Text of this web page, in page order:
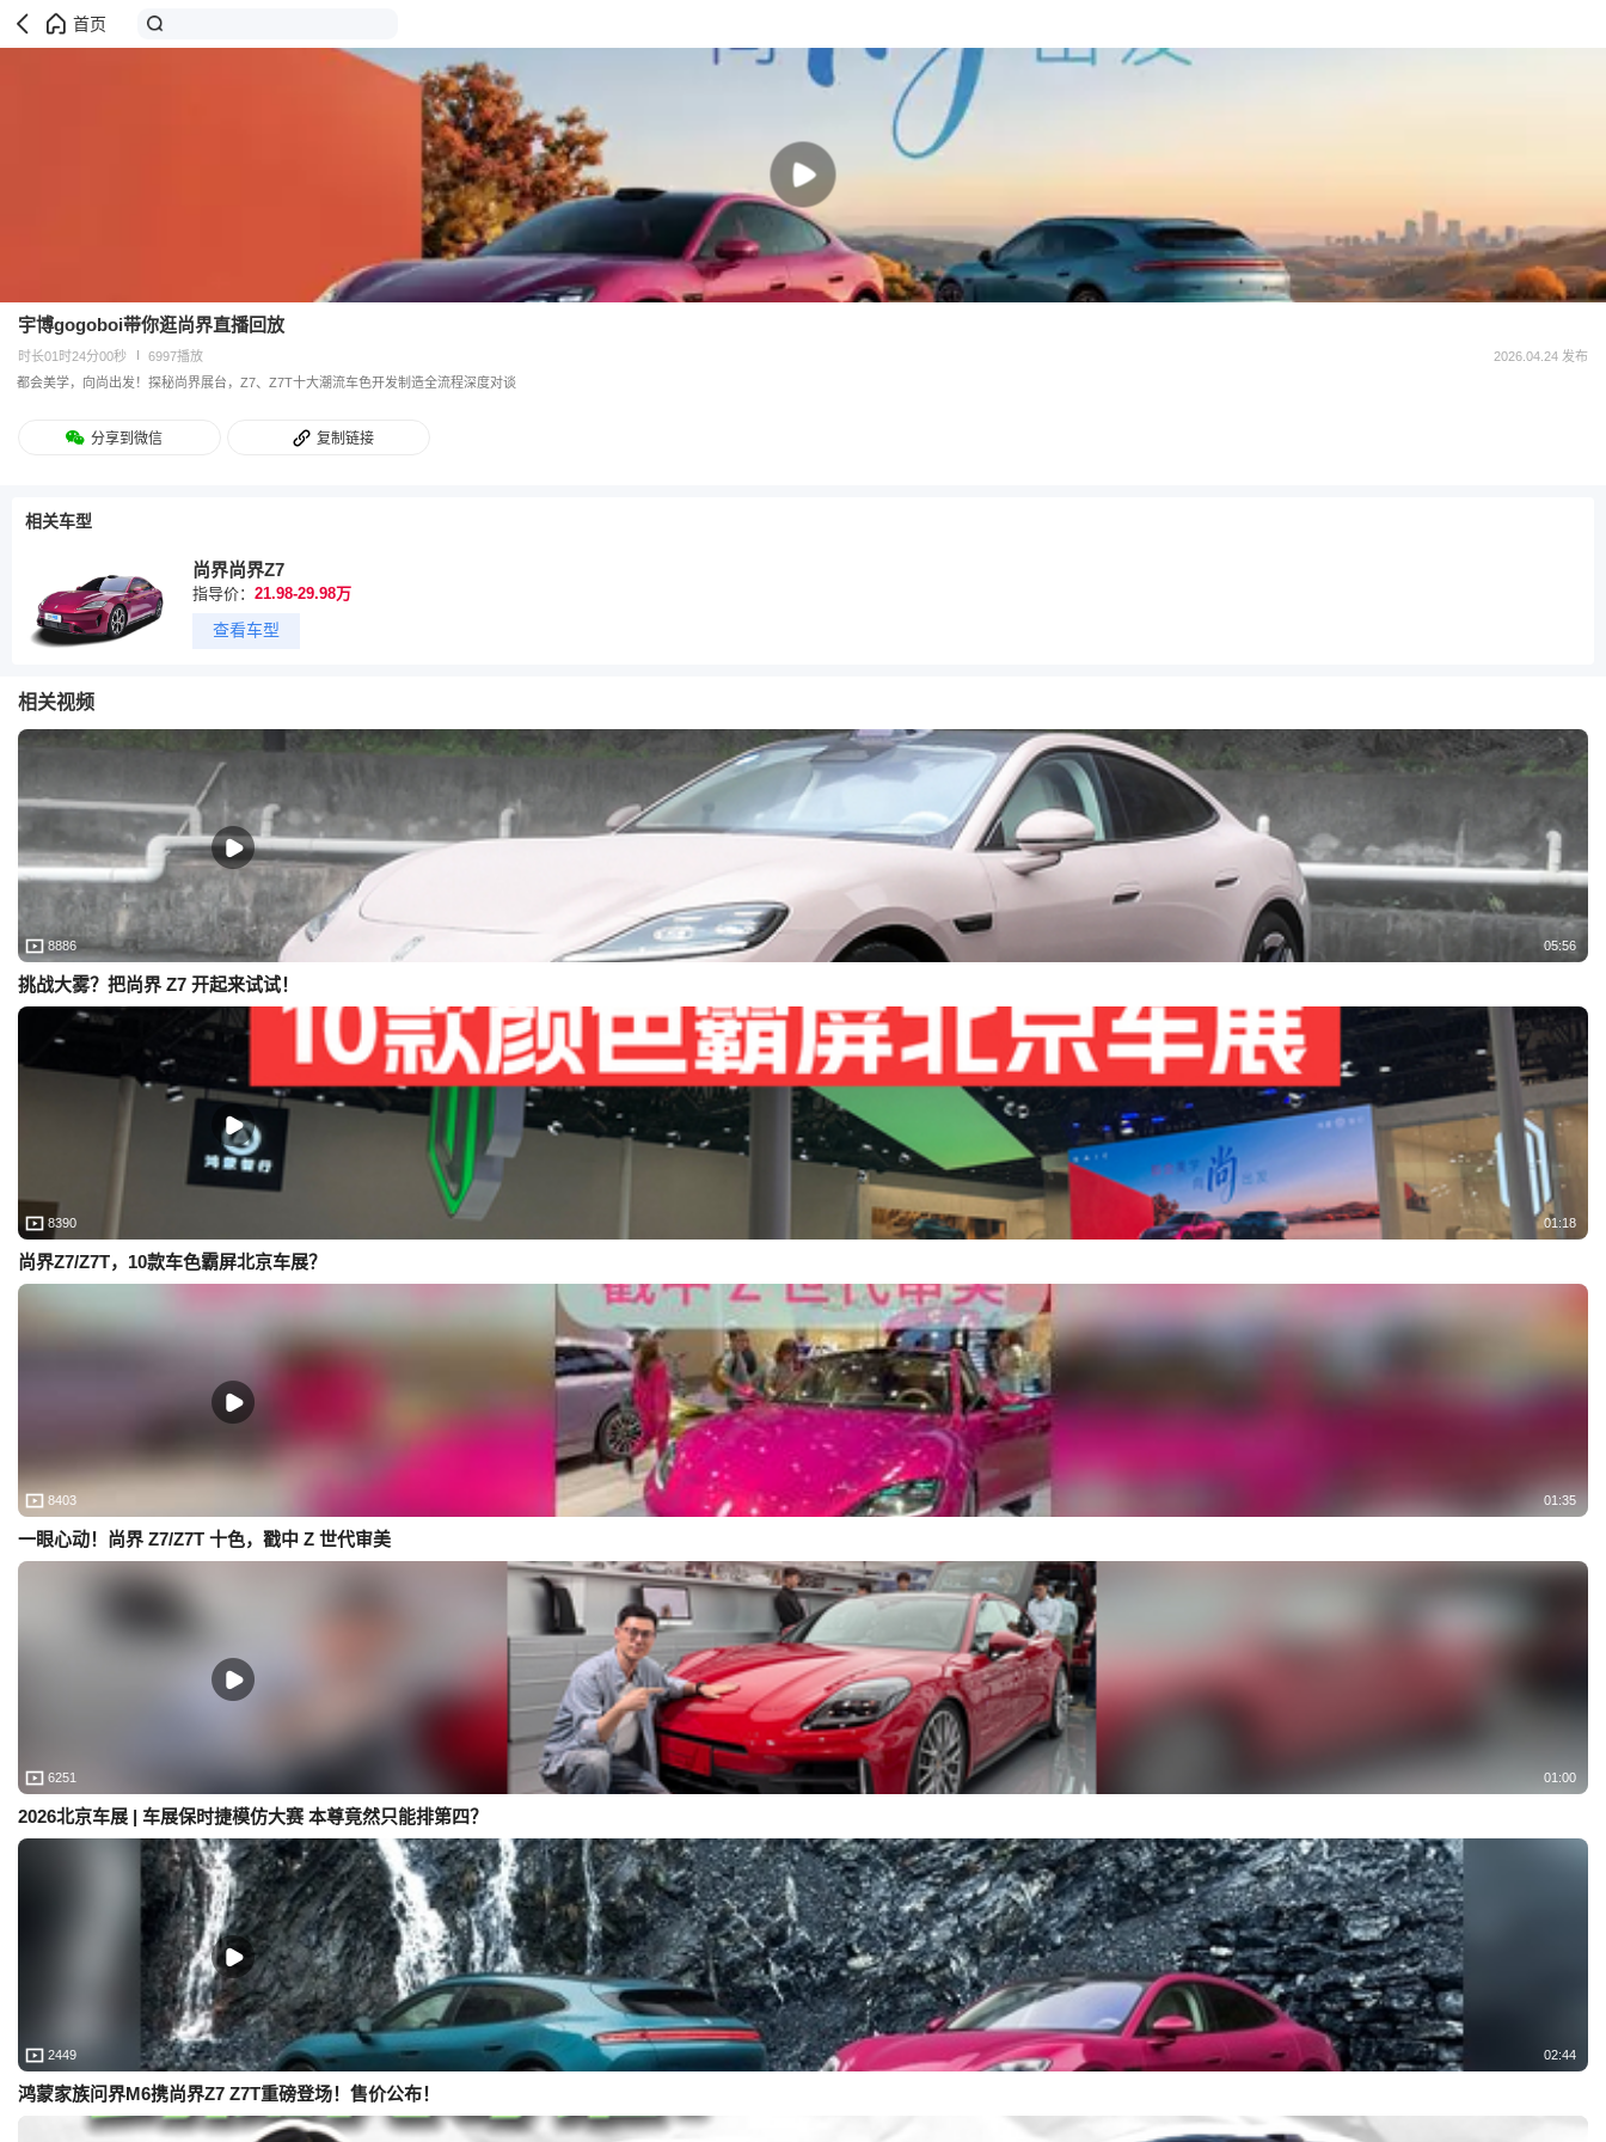
首页
宇博gogoboi带你逛尚界直播回放
时长01时24分00秒 6997播放
2026.04.24 发布
都会美学，向尚出发！探秘尚界展台，Z7、Z7T十大潮流车色开发制造全流程深度对谈
分享到微信 复制链接
相关车型
尚界尚界Z7
指导价： 21.98-29.98万
查看车型
相关视频
8886 05:56
挑战大雾？把尚界 Z7 开起来试试！
8390 01:18
尚界Z7/Z7T，10款车色霸屏北京车展？
8403 01:35
一眼心动！尚界 Z7/Z7T 十色，戳中 Z 世代审美
6251 01:00
2026北京车展 | 车展保时捷模仿大赛 本尊竟然只能排第四？
2449 02:44
鸿蒙家族问界M6携尚界Z7 Z7T重磅登场！售价公布！